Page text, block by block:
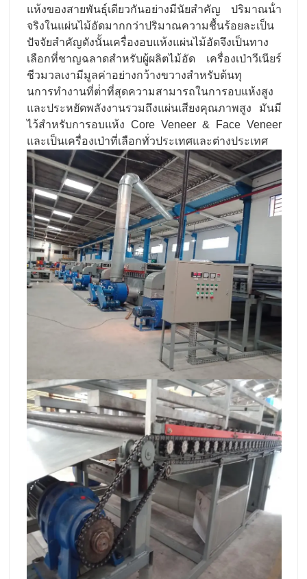
แห้งของสายพันธุ์เดียวกันอย่างมีนัยสําคัญ ปริมาณน้ํา
จริงในแผ่นไม้อัดมากกว่าปริมาณความชื้นร้อยละเป็น
ปัจจัยสําคัญดังนั้นเครื่องอบแห้งแผ่นไม้อัดจึงเป็นทาง
เลือกที่ชาญฉลาดสําหรับผู้ผลิตไม้อัด เครื่องเป่าวีเนียร์
ชีวมวลเงามีมูลค่าอย่างกว้างขวางสําหรับต้นทุ
นการทํางานที่ต่ําที่สุดความสามารถในการอบแห้งสูง
และประหยัดพลังงานรวมถึงแผ่นเสียงคุณภาพสูง มันมี
ไว้สําหรับการอบแห้ง Core Veneer & Face Veneer
และเป็นเครื่องเป่าที่เลือกทั่วประเทศและต่างประเทศ